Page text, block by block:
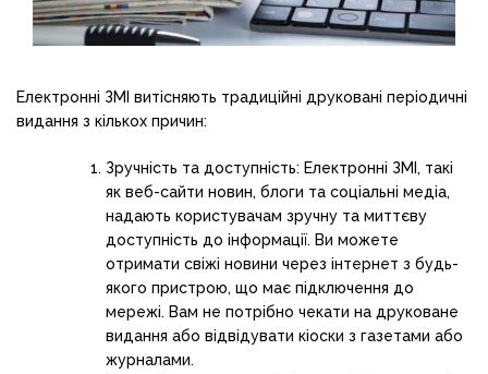
Електронні ЗМІ витісняють традиційні друковані періодичні
видання з кількох причин:
Зручність та доступність: Електронні ЗМІ, такі
як веб-сайти новин, блоги та соціальні медіа,
надають користувачам зручну та миттєву
доступність до інформації. Ви можете
отримати свіжі новини через інтернет з будь-
якого пристрою, що має підключення до
мережі. Вам не потрібно чекати на друковане
видання або відвідувати кіоски з газетами або
журналами.